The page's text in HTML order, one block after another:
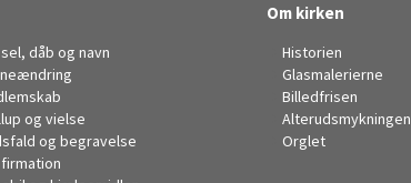
dåb og navn
og vielse
og begravelse
Om kirken
Historien
Glasmalerierne
Billedfrisen
Alterudsmykningen
Orglet